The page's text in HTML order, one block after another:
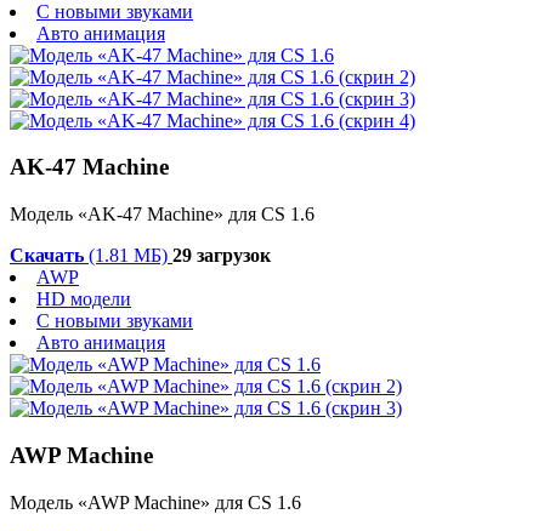
С новыми звуками
Авто анимация
AK-47 Machine
Модель «AK-47 Machine» для CS 1.6
Скачать (1.81 МБ) 29 загрузок
AWP
HD модели
С новыми звуками
Авто анимация
AWP Machine
Модель «AWP Machine» для CS 1.6